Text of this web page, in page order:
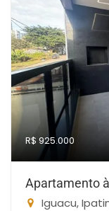
R$ 925.000
Apartamento
Iguacu,